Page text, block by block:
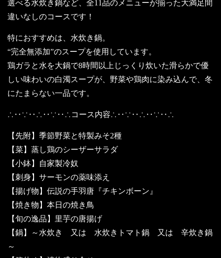
選べる水炊き鍋など、全11品のメニューが揃った大満足間
違いなしのコースです！
特におすすめは、水炊き鍋。
“完全無添加”のスープを使用しています。
鶏ガラと水を大鍋で8時間以上じっくり炊いた滑らかで優
しい味わいの白濁スープが、野菜や鶏肉に染み込んで、冬
にたまらない一品です。
∴‥∵‥∴‥∵‥∴コース内容∴‥∵‥∴‥∵‥∴
【先附】季節野菜と特製みそ2種
【菜】蒸し鶏のシーザーサラダ
【小鉢】自家製冷奴
【刺身】サーモンの薬味添え
【揚げ物】伝説の手羽唐『チキンボーン』
【焼き物】本日の焼き鳥
【旬の逸品】里芋の唐揚げ
【鍋】～水炊き 又は 水炊きトマト鍋 又は 辛炊き鍋
～